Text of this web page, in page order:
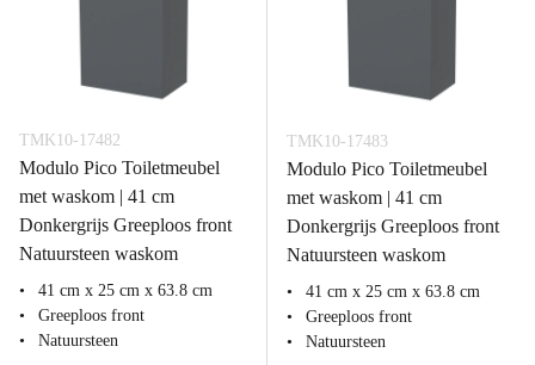
TMK10-17482
Modulo Pico Toiletmeubel
met waskom | 41 cm
Donkergrijs Greeploos front
Natuursteen waskom
41 cm x 25 cm x 63.8 cm
Greeploos front
Natuursteen
TMK10-17483
Modulo Pico Toiletmeubel
met waskom | 41 cm
Donkergrijs Greeploos front
Natuursteen waskom
41 cm x 25 cm x 63.8 cm
Greeploos front
Natuursteen